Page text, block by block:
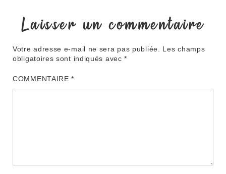
Laisser un commentaire
Votre adresse e-mail ne sera pas publiée.
Les champs
obligatoires sont indiqués avec*
COMMENTAIRE*